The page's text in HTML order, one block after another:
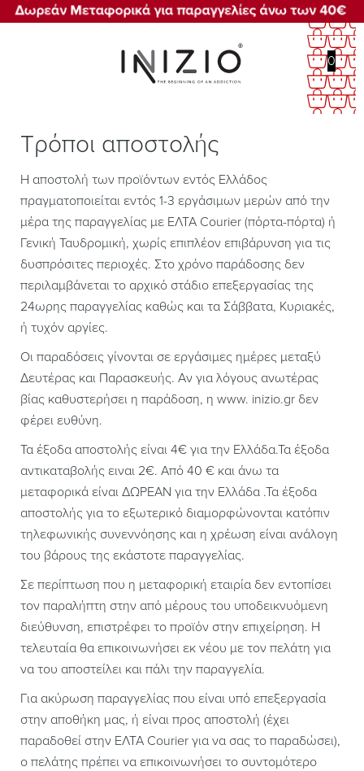
0
Τρόποι αποστολής
Η αποστολή των προϊόντων εντός Ελλάδος
πραγματοποιείται εντός 1-3 εργάσιμων μερών από την
μέρα της παραγγελίας με ΕΛΤΑ Courier (πόρτα-πόρτα) ή
Γενική Ταυδρομική, χωρίς επιπλέον επιβάρυνση για τις
δυσπρόσιτες περιοχές. Στο χρόνο παράδοσης δεν
περιλαμβάνεται το αρχικό στάδιο επεξεργασίας της
24ωρης παραγγελίας καθώς και τα Σάββατα, Κυριακές,
ή τυχόν αργίες.
Οι παραδόσεις γίνονται σε εργάσιμες ημέρες μεταξύ
Δευτέρας και Παρασκευής. Αν για λόγους ανωτέρας
βίας καθυστερήσει η παράδοση, η www. inizio.gr δεν
φέρει ευθύνη.
Τα έξοδα αποστολής είναι 4€ για την Ελλάδα.Τα έξοδα
αντικαταβολής ειναι 2€. Από 40 € και άνω τα
μεταφορικά είναι ΔΩΡΕΑΝ για την Ελλάδα .Τα έξοδα
αποστολής για το εξωτερικό διαμορφώνονται κατόπιν
τηλεφωνικής συνεννόησης και η χρέωση είναι ανάλογη
του βάρους της εκάστοτε παραγγελίας.
Σε περίπτωση που η μεταφορική εταιρία δεν εντοπίσει
τον παραλήπτη στην από μέρους του υποδεικνυόμενη
διεύθυνση, επιστρέφει το προϊόν στην επιχείρηση. Η
τελευταία θα επικοινωνήσει εκ νέου με τον πελάτη για
να του αποστείλει και πάλι την παραγγελία.
Για ακύρωση παραγγελίας που είναι υπό επεξεργασία
στην αποθήκη μας, ή είναι προς αποστολή (έχει
παραδοθεί στην ΕΛΤΑ Courier για να σας το παραδώσει),
ο πελάτης πρέπει να επικοινωνήσει το συντομότερο